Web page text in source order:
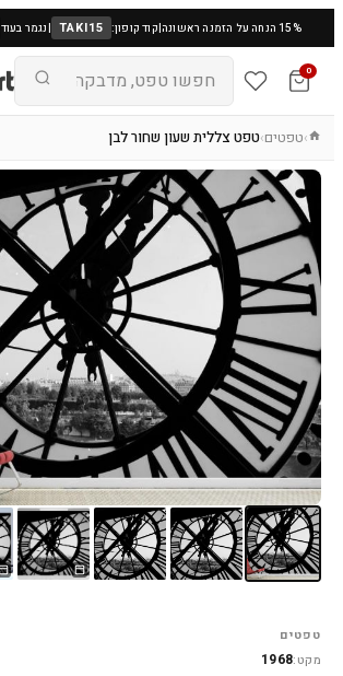
15% הנחה על הזמנה ראשונה |קוד קופון: TAKI15
|נגמר בעוד
0
›טפטים›טפט צללית שעון שחור לבן
טפטים
מקט:1968